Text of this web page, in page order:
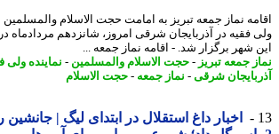
نماز جمعه تبریز به امامت حجت الاسلام والمسلمین
فقیه در آذربایجان شرقی امروز، شانزدهم مردادماه در
شهر برگزار شد. - اقامه نماز جمعه ...
جمعه تبریز- حجت الاسلام والمسلمین-نماینده ولی فقیه
شرقی-نماز جمعه-حجت الاسلام
اخبار داغ استقلال در ابتدای لیگ | جانشین